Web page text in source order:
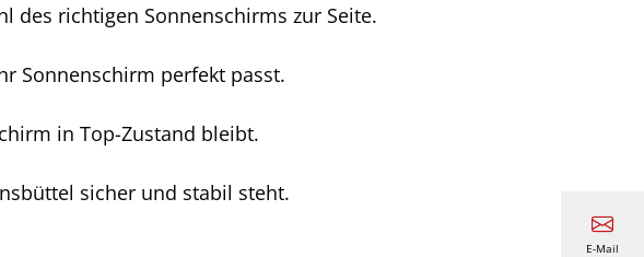
des richtigen Sonnenschirms zur Seite.
Sonnenschirm perfekt passt.
in Top-Zustand bleibt.
sicher und stabil steht.
E-Mail